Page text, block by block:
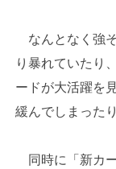
なんとなく強
り暴れていたり
ードが大活躍を
緩んでしまった
同時に「新カ